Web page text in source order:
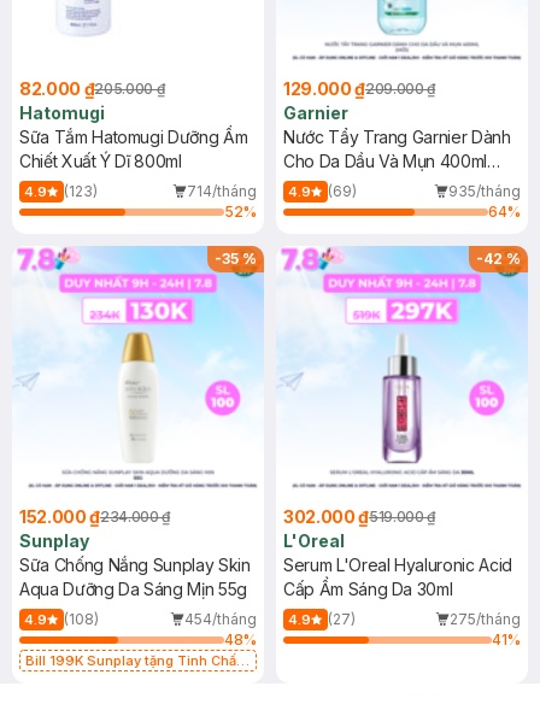
82.000 ₫205.000 ₫
Hatomugi
Sữa Tắm Hatomugi Dưỡng Ẩm
Chiết Xuất Ý Dĩ 800ml
4.9 (123)
714/tháng
52%
129.000 ₫209.000 ₫
Garnier
Nước Tẩy Trang Garnier Dành
Cho Da Dầu Và Mụn 400ml
(Mới)
4.9 (69)
935/tháng
64%
-35%
152.000 ₫234.000 ₫
Sunplay
Sữa Chống Nắng Sunplay Skin
Aqua Dưỡng Da Sáng Mịn 55g
4.9 (108)
454/tháng
48%
Bill 199K Sunplay tặng Tinh Chất
-42%
302.000 ₫519.000 ₫
L'Oreal
Serum L'Oreal Hyaluronic Acid
Cấp Ẩm Sáng Da 30ml
4.9 (27)
275/tháng
41%